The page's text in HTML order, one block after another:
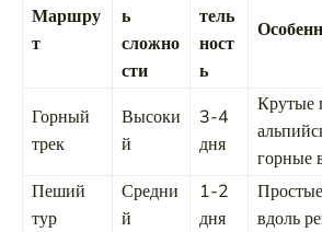
Маршру
т
ь
сложно
сти
тель
ност
ь
Горный
трек
Высоки
й
3-4
дня
Крутые
горные
Пеший
тур
Средни
й
1-2
дня
вдоль